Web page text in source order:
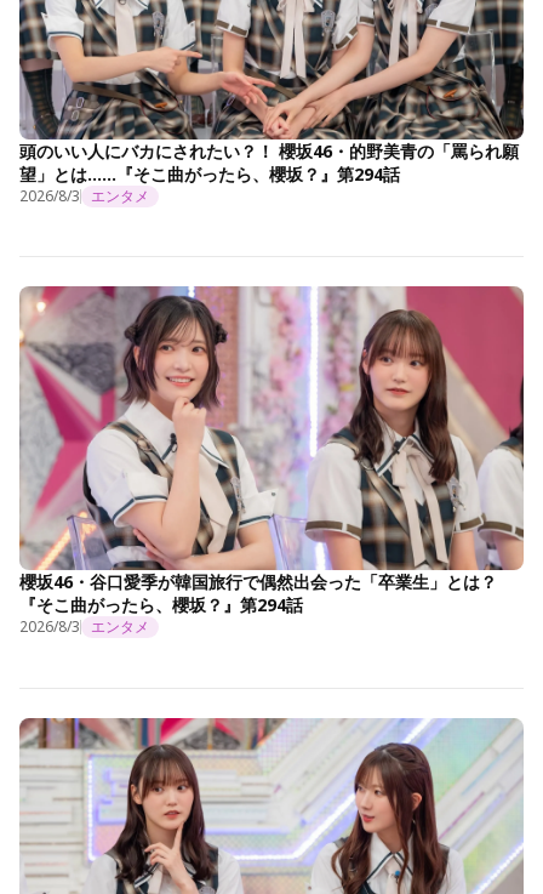
頭のいい人にバカにされたい？！ 櫻坂46・的野美青の「罵られ願
望」とは……『そこ曲がったら、櫻坂？』第294話
2026/8/3 エンタメ
櫻坂46・谷口愛季が韓国旅行で偶然出会った「卒業生」とは？
『そこ曲がったら、櫻坂？』第294話
2026/8/3 エンタメ